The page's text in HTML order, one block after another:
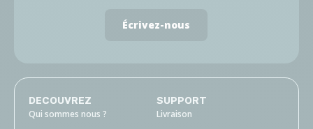
Écrivez-nous
DECOUVREZ
Qui sommes nous ?
SUPPORT
Livraison